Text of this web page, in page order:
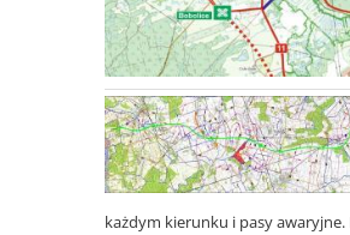
każdym kierunku i pasy awaryjne.